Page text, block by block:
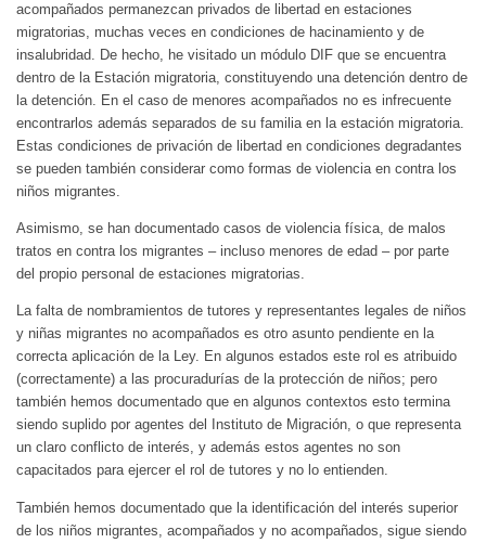
acompañados permanezcan privados de libertad en estaciones
migratorias, muchas veces en condiciones de hacinamiento y de
insalubridad. De hecho, he visitado un módulo DIF que se encuentra
dentro de la Estación migratoria, constituyendo una detención dentro de
la detención. En el caso de menores acompañados no es infrecuente
encontrarlos además separados de su familia en la estación migratoria.
Estas condiciones de privación de libertad en condiciones degradantes
se pueden también considerar como formas de violencia en contra los
niños migrantes.
Asimismo, se han documentado casos de violencia física, de malos
tratos en contra los migrantes – incluso menores de edad – por parte
del propio personal de estaciones migratorias.
La falta de nombramientos de tutores y representantes legales de niños
y niñas migrantes no acompañados es otro asunto pendiente en la
correcta aplicación de la Ley. En algunos estados este rol es atribuido
(correctamente) a las procuradurías de la protección de niños; pero
también hemos documentado que en algunos contextos esto termina
siendo suplido por agentes del Instituto de Migración, o que representa
un claro conflicto de interés, y además estos agentes no son
capacitados para ejercer el rol de tutores y no lo entienden.
También hemos documentado que la identificación del interés superior
de los niños migrantes, acompañados y no acompañados, sigue siendo